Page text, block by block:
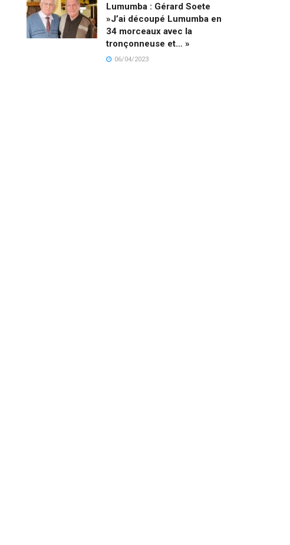
Lumumba : Gérard Soete
»J’ai découpé Lumumba en
34 morceaux avec la
tronçonneuse et… »
06/04/2023